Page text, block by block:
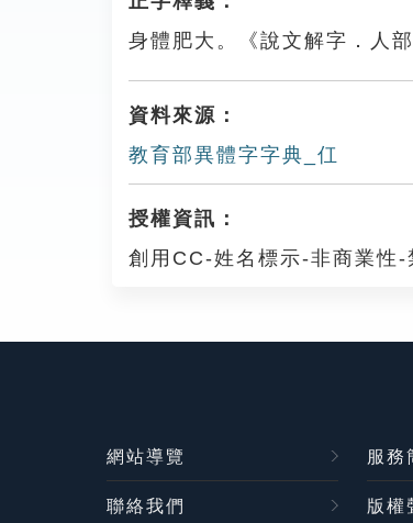
身體肥大。《說文解字．人
資料來源：
教育部異體字字典_仜
授權資訊：
創用CC-姓名標示-非商業性
網站導覽 服務
聯絡我們 版權